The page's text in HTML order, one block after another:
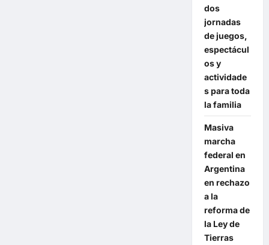
dos
jornadas
de juegos,
espectácul
os y
actividade
s para toda
la familia
Masiva
marcha
federal en
Argentina
en rechazo
a la
reforma de
la Ley de
Tierras